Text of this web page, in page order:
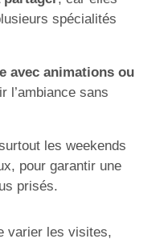
spécialités
avec animations ou
l’ambiance sans
les weekends
pour garantir une
prisés.
varier les visites,